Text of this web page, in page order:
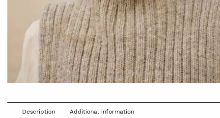
Description Additional information